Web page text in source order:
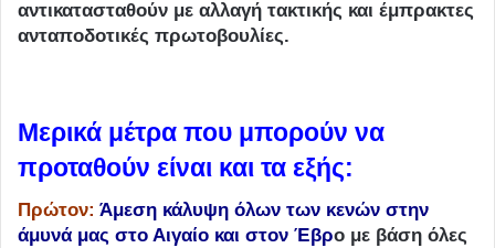
αντικατασταθούν με αλλαγή τακτικής και έμπρακτες
ανταποδοτικές πρωτοβουλίες.
Μερικά μέτρα που μπορούν να
προταθούν είναι και τα εξής:
Πρώτον: Άμεση κάλυψη όλων των κενών στην
άμυνά μας στο Αιγαίο και στον Έβρο με βάση όλες